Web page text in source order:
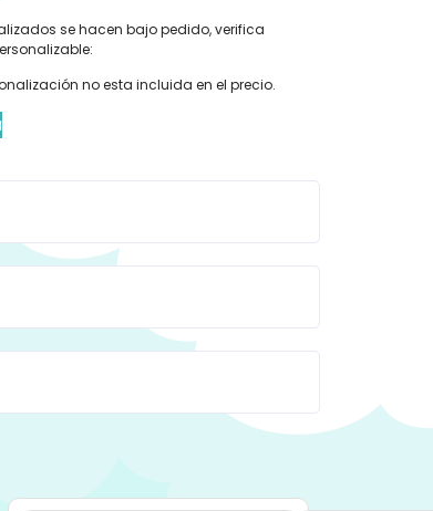
se hacen bajo pedido, verifica
no esta incluida en el precio.